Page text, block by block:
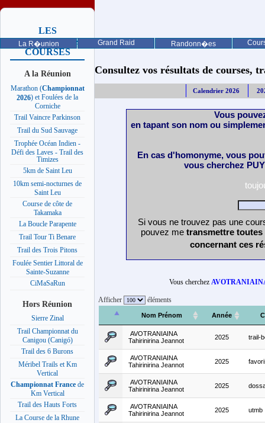
La R�union Grand Raid Randonn�es
LES
PROCHAINES
COURSES
A la Réunion
Marathon (Championnat
2026) et Foulées de la
Corniche
Trail Vaincre Parkinson
Trail du Sud Sauvage
Trophée Océan Indien -
Défi des Laves - Trail des
Timizes
5km de Saint Leu
10km semi-nocturnes de
Saint Leu
Course de côte de
Takamaka
La Boucle Parapente
Trail Tour Ti Benare
Trail des Trois Pitons
Foulée Sentier Littoral de
Sainte-Suzanne
CiMaSaRun
Hors Réunion
Sierre Zinal
Trail Championnat du
Canigou (Canigó)
Trail des 6 Burons
Méribel Trails et Km
Vertical
Championnat France de
Km Vertical
Trail des Hauts Forts
La Course de la Rhune
Consultez vos résultats de courses,
Calendrier 2026
Vous
en tapant son nom ou
En cas d'homonyme, vous
vous cherchez
Si vous ne trouvez pas une
pouvez me transmettre
concernant ces
Vous cherchez
Afficher éléments
Nom Prénom Année
AVOTRANIAINA
Tahirinirina Jeannot
2025 trail-
AVOTRANIAINA
Tahirinirina Jeannot
2025
AVOTRANIAINA
Tahirinirina Jeannot
2025
AVOTRANIAINA
Tahirinirina Jeannot
2025 utmb